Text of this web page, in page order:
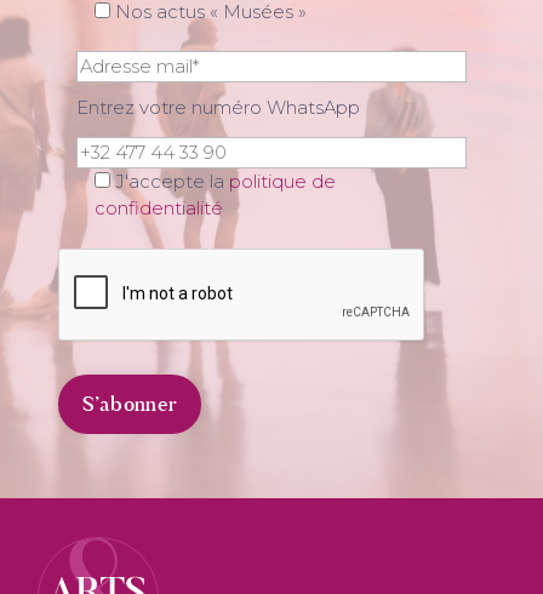
Nos actus « Musées »
Entrez votre numéro WhatsApp
J'accepte la politique de
confidentialité